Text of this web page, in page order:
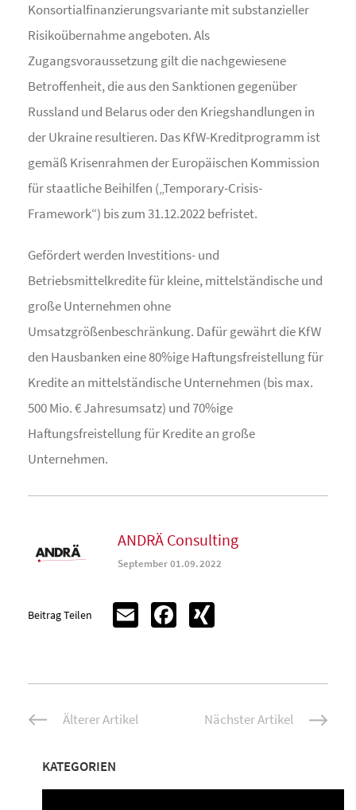
Konsortialfinanzierungsvariante mit substanzieller
Risikoübernahme angeboten. Als
Zugangsvoraussetzung gilt die nachgewiesene
Betroffenheit, die aus den Sanktionen gegenüber
Russland und Belarus oder den Kriegshandlungen in
der Ukraine resultieren. Das KfW-Kreditprogramm ist
gemäß Krisenrahmen der Europäischen Kommission
für staatliche Beihilfen („Temporary-Crisis-
Framework“) bis zum 31.12.2022 befristet.
Gefördert werden Investitions- und
Betriebsmittelkredite für kleine, mittelständische und
große Unternehmen ohne
Umsatzgrößenbeschränkung. Dafür gewährt die KfW
den Hausbanken eine 80%ige Haftungsfreistellung für
Kredite an mittelständische Unternehmen (bis max.
500 Mio. € Jahresumsatz) und 70%ige
Haftungsfreistellung für Kredite an große
Unternehmen.
ANDRÄ Consulting
September 01.09.2022
Beitrag Teilen Email Facebook
Beitrags-Älterer Artikel Nächster Artikel
KATEGORIEN